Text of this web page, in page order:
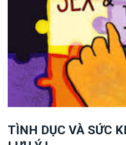
TÌNH DỤC VÀ SỨC